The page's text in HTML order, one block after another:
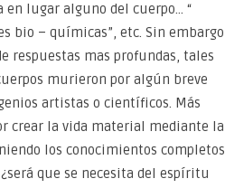
en lugar alguno del cuerpo… “
bio – químicas”, etc. Sin embargo
respuestas mas profundas, tales
murieron por algún breve
artistas o científicos. Más
crear la vida material mediante la
los conocimientos completos
que se necesita del espíritu